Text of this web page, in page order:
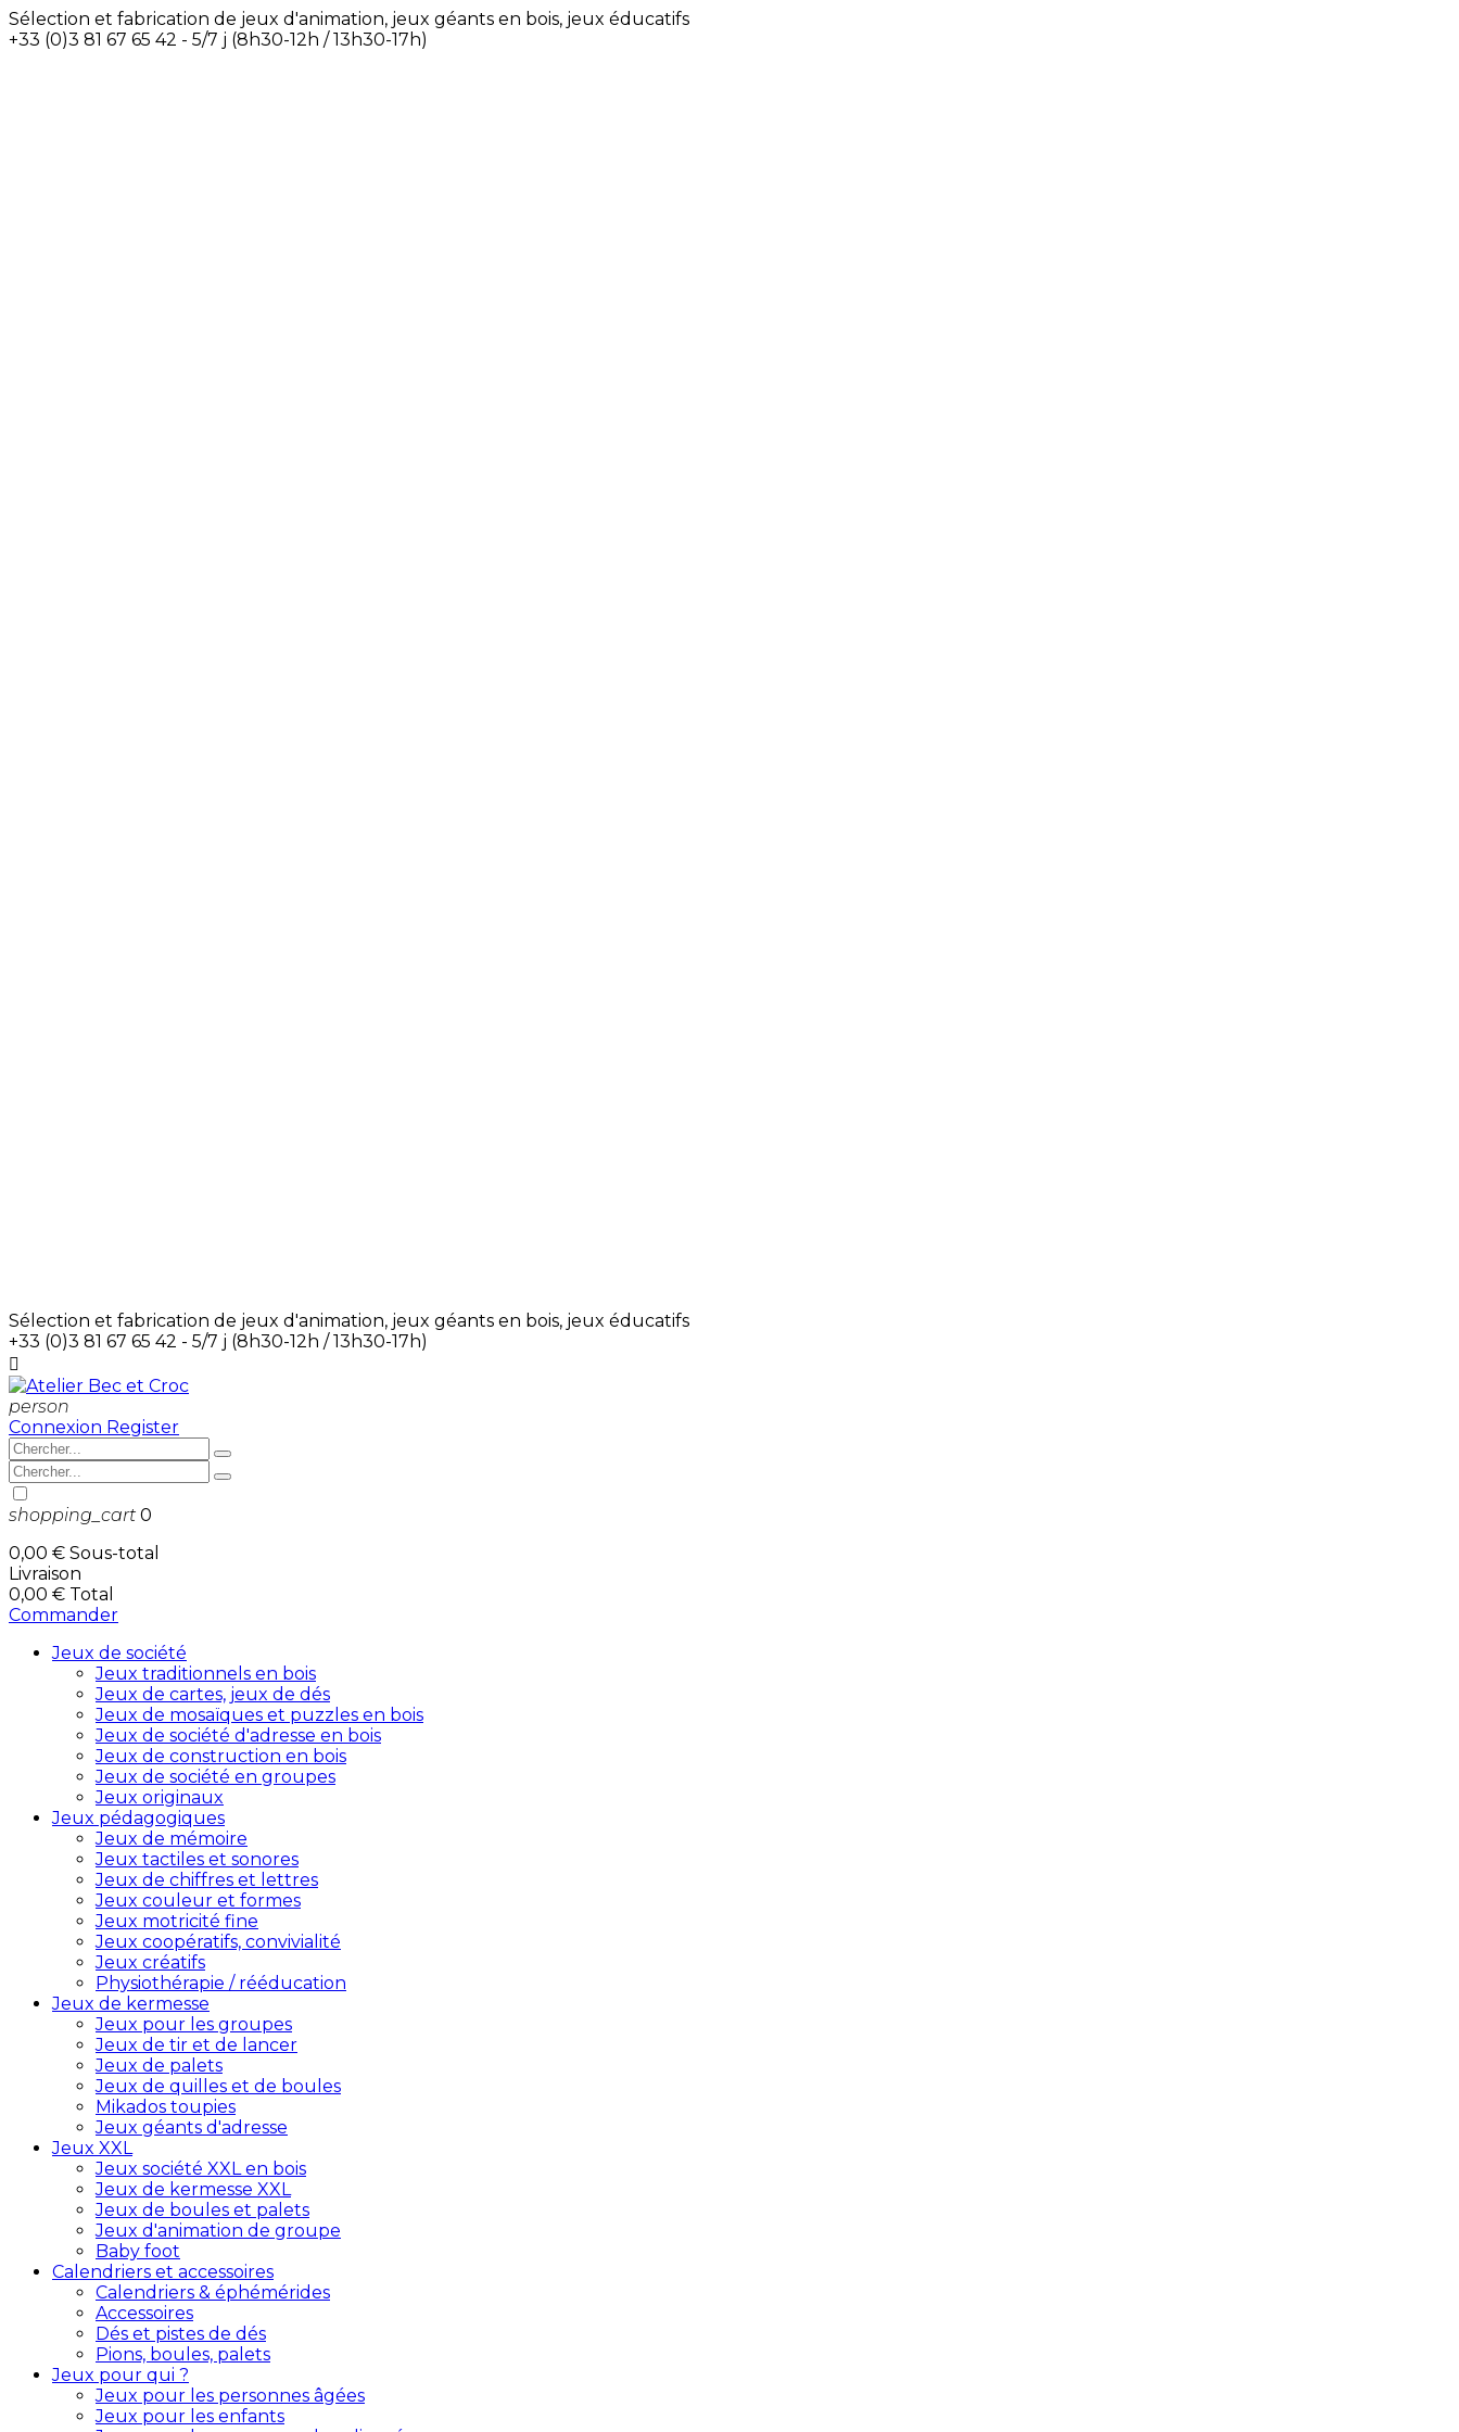
Sélection et fabrication de jeux d'animation, jeux géants en bois, jeux éducatifs
+33 (0)3 81 67 65 42 - 5/7 j (8h30-12h / 13h30-17h)
Sélection et fabrication de jeux d'animation, jeux géants en bois, jeux éducatifs
+33 (0)3 81 67 65 42 - 5/7 j (8h30-12h / 13h30-17h)

person
Connexion Register
shopping_cart 0
0,00 € Sous-total
Livraison
0,00 € Total
Commander
Jeux de société
Jeux traditionnels en bois
Jeux de cartes, jeux de dés
Jeux de mosaïques et puzzles en bois
Jeux de société d'adresse en bois
Jeux de construction en bois
Jeux de société en groupes
Jeux originaux
Jeux pédagogiques
Jeux de mémoire
Jeux tactiles et sonores
Jeux de chiffres et lettres
Jeux couleur et formes
Jeux motricité fine
Jeux coopératifs, convivialité
Jeux créatifs
Physiothérapie / rééducation
Jeux de kermesse
Jeux pour les groupes
Jeux de tir et de lancer
Jeux de palets
Jeux de quilles et de boules
Mikados toupies
Jeux géants d'adresse
Jeux XXL
Jeux société XXL en bois
Jeux de kermesse XXL
Jeux de boules et palets
Jeux d'animation de groupe
Baby foot
Calendriers et accessoires
Calendriers & éphémérides
Accessoires
Dés et pistes de dés
Pions, boules, palets
Jeux pour qui ?
Jeux pour les personnes âgées
Jeux pour les enfants